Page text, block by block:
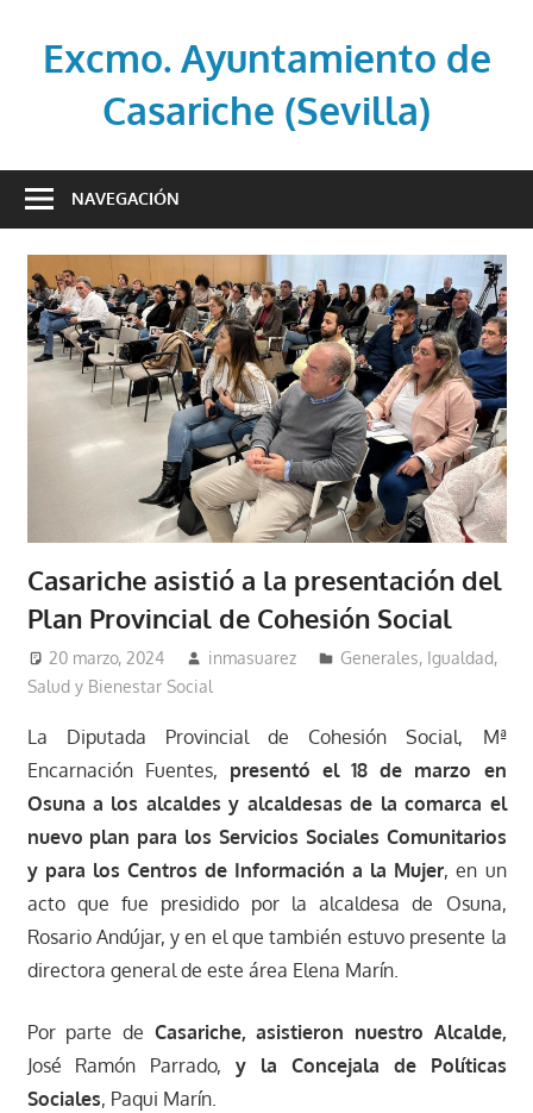
contenidoExcmo. Ayuntamiento de
Casariche (Sevilla)
oficial
Ayuntamiento
de
Casariche
(Sevilla)
NAVEGACIÓN
Casariche asistió a la presentación del
Plan Provincial de Cohesión Social
20 marzo, 2024 inmasuarez Generales, Igualdad,
Salud y Bienestar Social
La Diputada Provincial de Cohesión Social, Mª
Encarnación Fuentes, presentó el 18 de marzo en
Osuna a los alcaldes y alcaldesas de la comarca el
nuevo plan para los Servicios Sociales Comunitarios
y para los Centros de Información a la Mujer, en un
acto que fue presidido por la alcaldesa de Osuna,
Rosario Andújar, y en el que también estuvo presente la
directora general de este área Elena Marín.
Por parte de Casariche, asistieron nuestro Alcalde,
José Ramón Parrado,y la Concejala de Políticas
Sociales, Paqui Marín.